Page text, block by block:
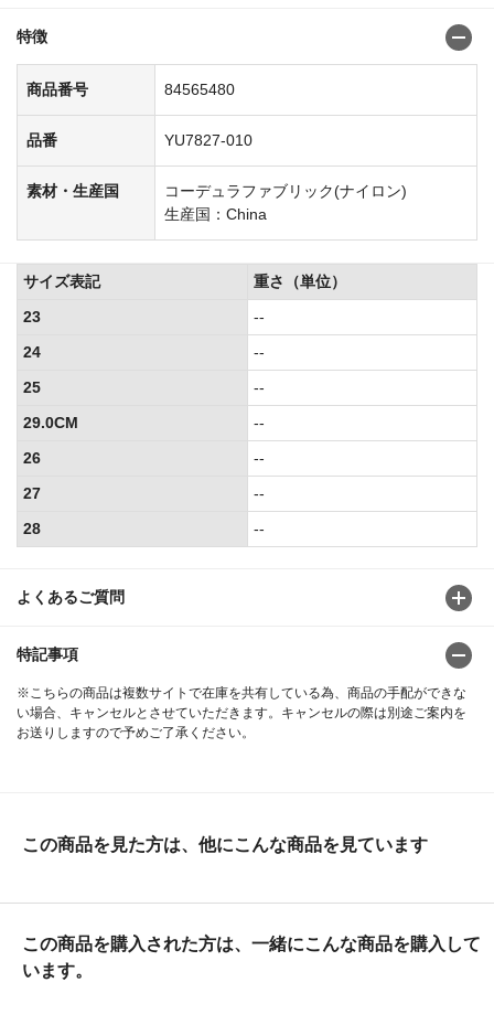
特徴
商品番号 84565480
品番 YU7827-010
素材・生産国
コーデュラファブリック(ナイロン)
生産国：China
よくあるご質問
特記事項
※こちらの商品は複数サイトで在庫を共有している為、商品の手配ができな
い場合、キャンセルとさせていただきます。キャンセルの際は別途ご案内を
お送りしますので予めご了承ください。
サイズ表記
重さ（単位）
23
--
24
--
25
--
29.0CM
--
26
--
27
--
28
--
この商品を見た方は、他にこんな商品を見ています
この商品を購入された方は、一緒にこんな商品を購入して
います。